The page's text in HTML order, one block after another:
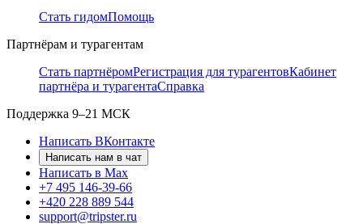
Стать гидомПомощь
Партнёрам и турагентам
Стать партнёромРегистрация для турагентовКабинет
партнёра и турагентаСправка
Поддержка 9–21 МСК
Написать ВКонтакте
Написать нам в чат
Написать в Max
+7 495 146-39-66
+420 228 889 544
support@tripster.ru